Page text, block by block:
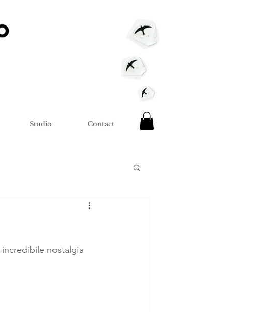
Studio Contact
nostalgia